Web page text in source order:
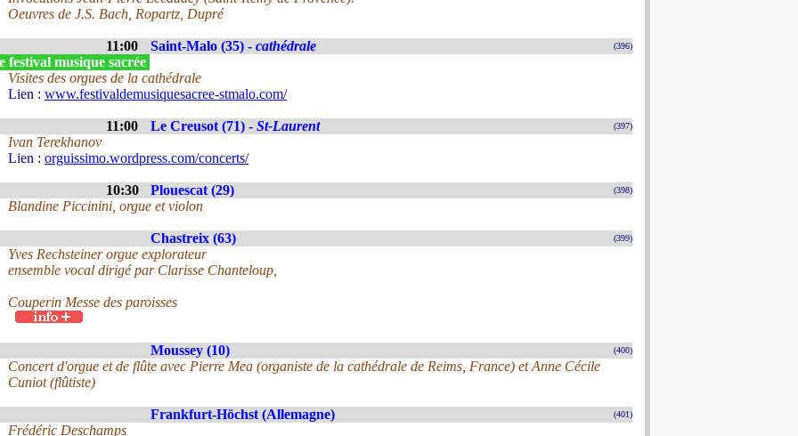
Oeuvres de J.S. Bach, Ropartz, Dupré
11:00 Saint-Malo (35) - cathédrale (396)
festival musique sacrée
Visites des orgues de la cathédrale
Lien : www.festivaldemusiquesacree-stmalo.com/
11:00 Le Creusot (71) - St-Laurent (397)
Ivan Terekhanov
Lien : orguissimo.wordpress.com/concerts/
10:30 Plouescat (29) (398)
Blandine Piccinini, orgue et violon
Chastreix (63) (399)
Yves Rechsteiner orgue explorateur
ensemble vocal dirigé par Clarisse Chanteloup,
Couperin Messe des paroisses
Moussey (10) (400)
Concert d'orgue et de flûte avec Pierre Mea (organiste de la cathédrale de Reims, France) et Anne Cécile
Cuniot (flûtiste)
Frankfurt-Höchst (Allemagne) (401)
Frédéric Deschamps